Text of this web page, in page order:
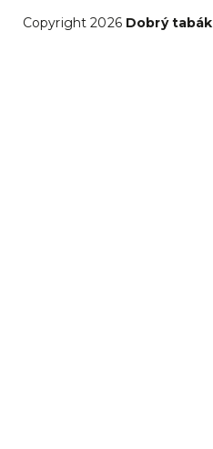
Copyright 2026 Dobrý tabák